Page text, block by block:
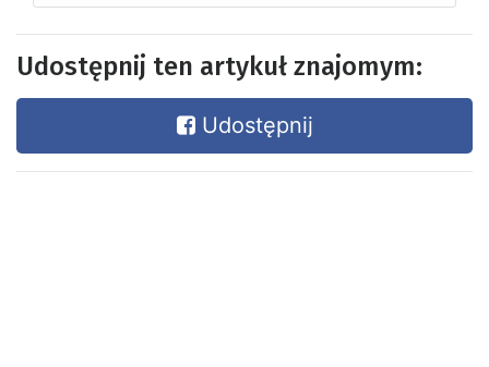
Udostępnij ten artykuł znajomym:
Udostępnij